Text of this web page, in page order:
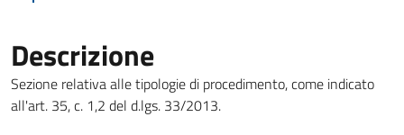
Descrizione
Sezione relativa alle tipologie di procedimento, come indicato
all'art. 35, c. 1,2 del d.lgs. 33/2013.